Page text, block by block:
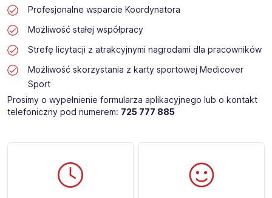
Profesjonalne wsparcie Koordynatora
Możliwość stałej współpracy
Strefę licytacji z atrakcyjnymi nagrodami dla pracowników
Możliwość skorzystania z karty sportowej Medicover
Sport
Prosimy o wypełnienie formularza aplikacyjnego lub o kontakt
telefoniczny pod numerem: 725 777 885